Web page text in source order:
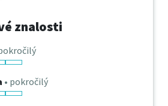
znalosti
• pokročilý